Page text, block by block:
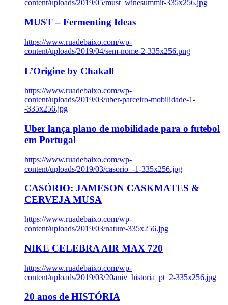
content/uploads/2019/05/must_winesummit-335x256.jpg
MUST – Fermenting Ideas
https://www.ruadebaixo.com/wp-
content/uploads/2019/04/sem-nome-2-335x256.png
L’Origine by Chakall
https://www.ruadebaixo.com/wp-
content/uploads/2019/03/uber-parceiro-mobilidade-1-
-335x256.jpg
Uber lança plano de mobilidade para o futebol
em Portugal
https://www.ruadebaixo.com/wp-
content/uploads/2019/03/casorio_-1-335x256.jpg
CASÓRIO: JAMESON CASKMATES &
CERVEJA MUSA
https://www.ruadebaixo.com/wp-
content/uploads/2019/03/nature-335x256.jpg
NIKE CELEBRA AIR MAX 720
https://www.ruadebaixo.com/wp-
content/uploads/2019/03/20aniv_historia_pt_2-335x256.jpg
20 anos de HISTÓRIA